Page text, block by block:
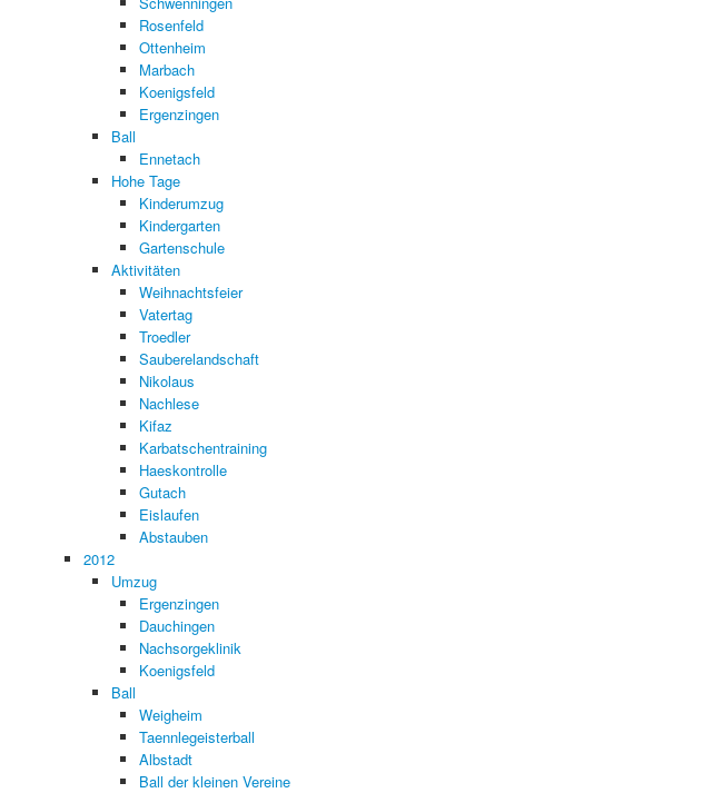
Rosenfeld
Ottenheim
Marbach
Koenigsfeld
Ergenzingen
Ball
Ennetach
Hohe Tage
Kinderumzug
Kindergarten
Gartenschule
Aktivitäten
Weihnachtsfeier
Vatertag
Troedler
Sauberelandschaft
Nikolaus
Nachlese
Kifaz
Karbatschentraining
Haeskontrolle
Gutach
Eislaufen
Abstauben
2012
Umzug
Ergenzingen
Dauchingen
Nachsorgeklinik
Koenigsfeld
Ball
Weigheim
Taennlegeisterball
Albstadt
Ball der kleinen Vereine